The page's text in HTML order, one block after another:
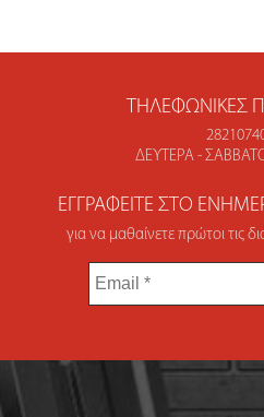
ΤΗΛΕΦΩΝΙΚΈΣ
ΔΕΥΤΈΡΑ -
ΕΓΓΡΑΦΕΊΤΕ ΣΤΟ
για να μαθαίνετε πρώτοι τις
Email